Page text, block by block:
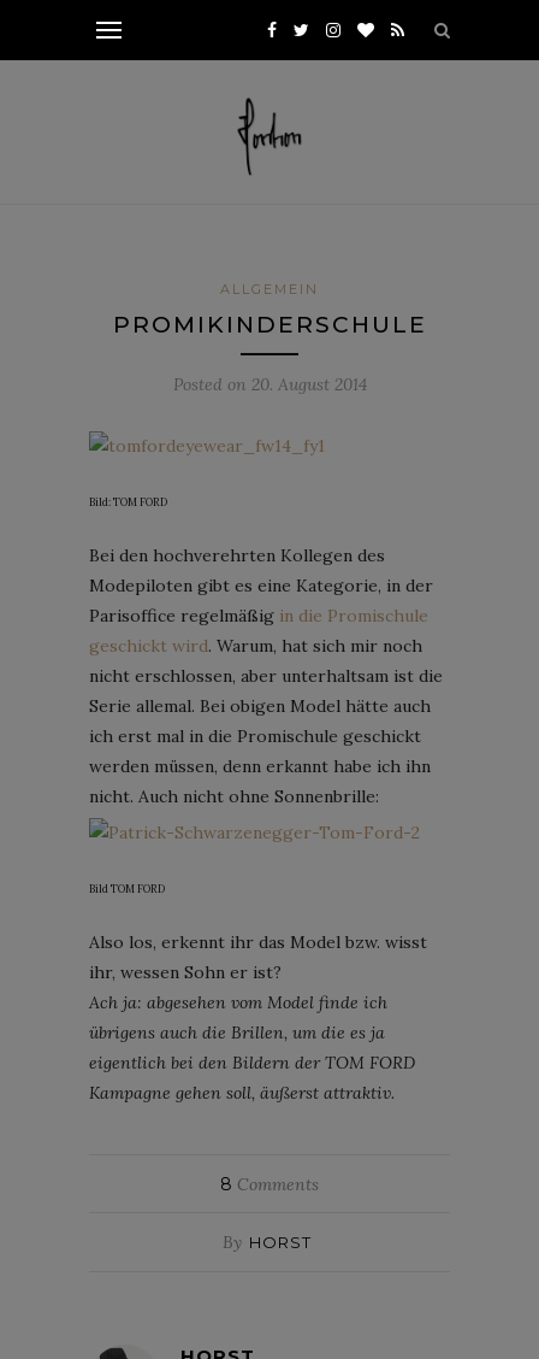
ALLGEMEIN
PROMIKINDERSCHULE
Posted on 20. August 2014
Bild: TOM FORD
Bei den hochverehrten Kollegen des
Modepiloten gibt es eine Kategorie, in der
Parisoffice regelmäßig in die Promischule
geschickt wird. Warum, hat sich mir noch
nicht erschlossen, aber unterhaltsam ist die
Serie allemal. Bei obigen Model hätte auch
ich erst mal in die Promischule geschickt
werden müssen, denn erkannt habe ich ihn
nicht. Auch nicht ohne Sonnenbrille:
Bild TOM FORD
Also los, erkennt ihr das Model bzw. wisst
ihr, wessen Sohn er ist?
Ach ja: abgesehen vom Model finde ich
übrigens auch die Brillen, um die es ja
eigentlich bei den Bildern der TOM FORD
Kampagne gehen soll, äußerst attraktiv.
8 Comments
By HORST